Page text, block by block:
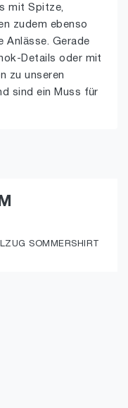
mit Spitze,
zudem ebenso
Anlässe. Gerade
Details oder mit
zu unseren
sind ein Muss für
SOMMERSHIRT